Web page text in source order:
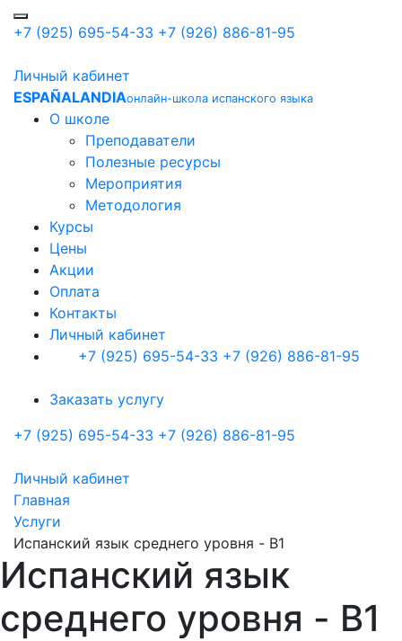
+7 (925) 695-54-33 +7 (926) 886-81-95
Личный кабинет
ESPAÑALANDIAонлайн-школа испанского языка
О школе
Преподаватели
Полезные ресурсы
Мероприятия
Методология
Курсы
Цены
Акции
Оплата
Контакты
Личный кабинет
+7 (925) 695-54-33 +7 (926) 886-81-95
Заказать услугу
+7 (925) 695-54-33 +7 (926) 886-81-95
Личный кабинет
Главная
Услуги
Испанский язык среднего уровня - B1
Испанский язык
среднего уровня - B1